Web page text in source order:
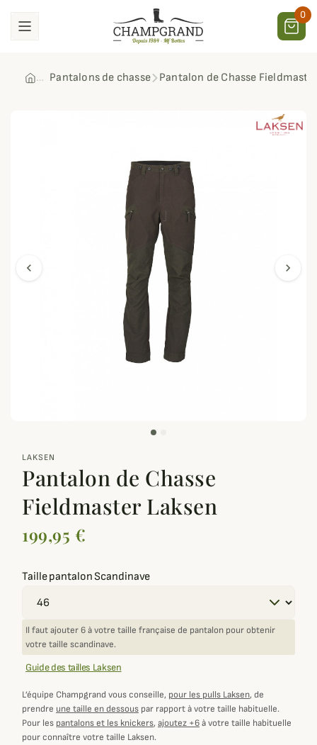
0
Pantalons de chasse Pantalon de Chasse
chevron_left
zoom_out_map
chevron_right
LAKSEN
Pantalon de Chasse
Fieldmaster Laksen
199,95 €
Taille pantalon Scandinave
Il faut ajouter 6 à votre taille française de pantalon pour obtenir
votre taille scandinave.
Guide des tailles Laksen
L’équipe Champgrand vous conseille, pour les pulls Laksen, de
prendre une taille en dessous par rapport à votre taille habituelle.
Pour les pantalons et les knickers, ajoutez +6à votre taille habituelle
pour connaître votre taille Laksen.